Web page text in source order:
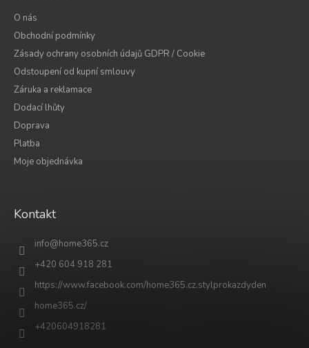
O nás
Obchodní podmínky
Zásady ochrany osobních údajů GDPR / Cookie
Odstoupení od kupní smlouvy
Záruka a reklamace
Dodací lhůty
Doprava
Platba
Moje objednávka
Kontakt
info@home365.cz
+420 604 918 281
https://www.facebook.com/home365.cz.stylprokazdyden
home365.cz/
+420604918281